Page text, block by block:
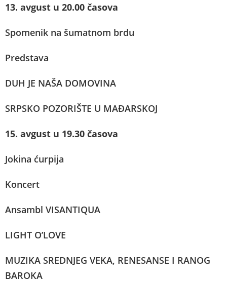
13. avgust u 20.00 časova
Spomenik na šumatnom brdu
Predstava
DUH JE NAŠA DOMOVINA
SRPSKO POZORIŠTE U MAĐARSKOJ
15. avgust u 19.30 časova
Jokina ćurpija
Koncert
Ansambl VISANTIQUA
LIGHT O’LOVE
MUZIKA SREDNJEG VEKA, RENESANSE I RANOG
BAROKA